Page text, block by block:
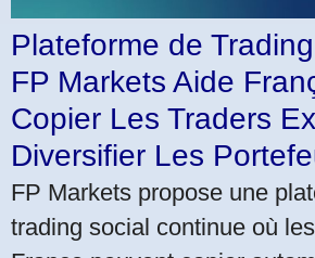
Plateforme de
FP Markets Aide
Copier Les Traders
Diversifier Les
FP Markets propose une
trading social continue où